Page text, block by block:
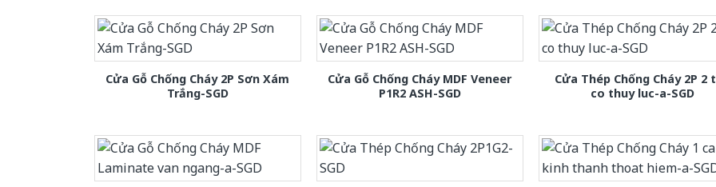
Cửa Gỗ Chống Cháy 2P Sơn Xám
Trắng-SGD
Cửa Gỗ Chống Cháy MDF Veneer
P1R2 ASH-SGD
Cửa Thép Chống Cháy 2P 2
co thuy luc-a-SGD